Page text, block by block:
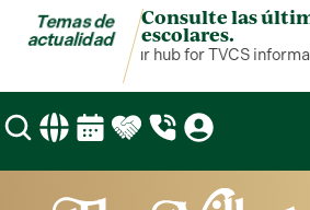
Temas de
actualidad
Consulte las
escolares.
Hot Topics is your hub for TVCS